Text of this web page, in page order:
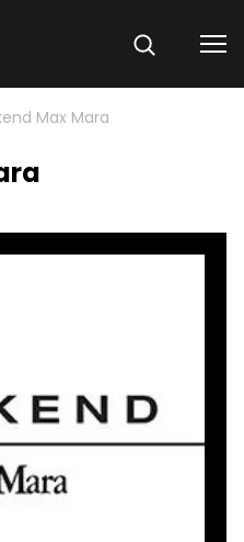
Max Mara